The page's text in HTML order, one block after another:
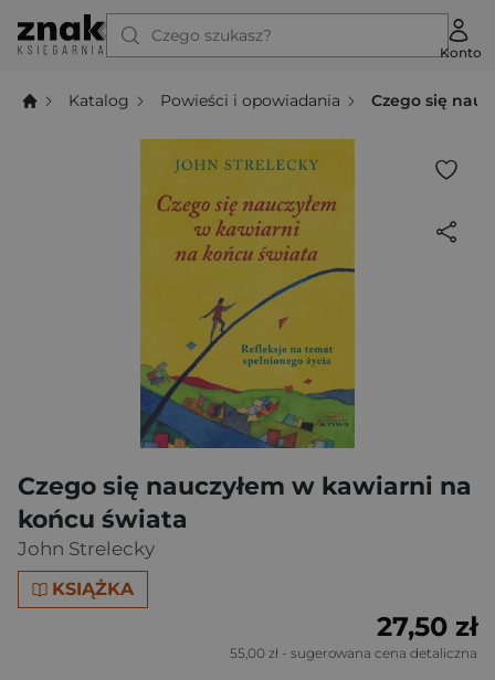
Czego szukasz?
Konto
Katalog Powieści i opowiadania Czego się
Czego się nauczyłem w kawiarni na
końcu świata
John Strelecky
KSIĄŻKA
27,50 zł
55,00 zł - sugerowana cena detaliczna